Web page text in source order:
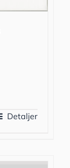
Detaljer